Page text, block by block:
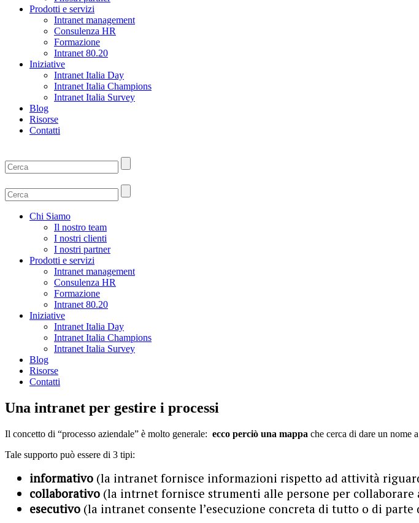
Prodotti e servizi
Intranet management
Consulenza HR
Formazione
Intranet 80.20
Iniziative
Intranet Italia Day
Intranet Italia Champions
Intranet Italia Survey
Blog
Risorse
Contatti
Chi Siamo
Il nostro team
I nostri clienti
I nostri partner
Prodotti e servizi
Intranet management
Consulenza HR
Formazione
Intranet 80.20
Iniziative
Intranet Italia Day
Intranet Italia Champions
Intranet Italia Survey
Blog
Risorse
Contatti
Una intranet per gestire i processi
Il concetto di “processo aziendale” è molto generale: ecco perciò una mappa che cerca di dare un nome
Tale supporto può essere di 3 tipi:
informativo (la intranet fornisce informazioni rispetto ad attività
collaborativo (la intrnet fornisce strumenti alle persone per collaborare
esecutivo (la intranet consente l’esecuzione concreta di tutto o di parte